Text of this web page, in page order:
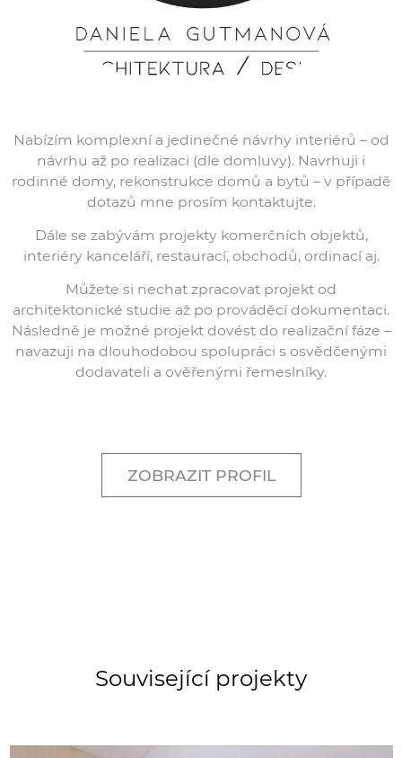
Nabízím komplexní a jedinečné návrhy interiérů – od
návrhu až po realizaci (dle domluvy). Navrhuji i
rodinné domy, rekonstrukce domů a bytů – v případě
dotazů mne prosím kontaktujte.
Dále se zabývám projekty komerčních objektů,
interiéry kanceláří, restaurací, obchodů, ordinací aj.
Můžete si nechat zpracovat projekt od
architektonické studie až po prováděcí dokumentaci.
Následně je možné projekt dovést do realizační fáze –
navazuji na dlouhodobou spolupráci s osvědčenými
dodavateli a ověřenými řemeslníky.
ZOBRAZIT PROFIL
Související projekty